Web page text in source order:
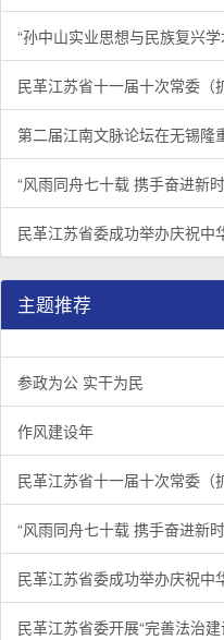
“孙中山实业思想与民族复兴
民革江苏省十一届十次常委（
第二届江南文脉论坛在无锡隆
“风雨同舟七十载 携手奋进新
民革江苏省委成功举办庆祝中
主题推荐
参政为公 实干为民
作风建设年
民革江苏省十一届十次常委（
“风雨同舟七十载 携手奋进新
民革江苏省委成功举办庆祝中
民革江苏省委开展“完善法治建